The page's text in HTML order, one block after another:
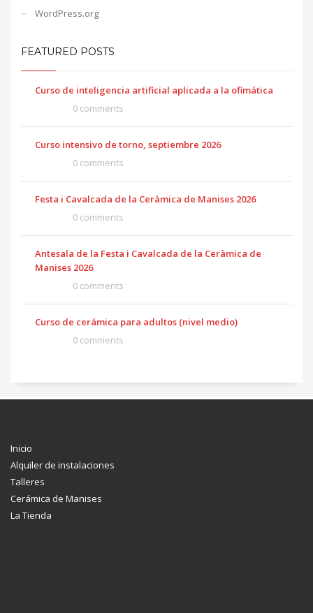
WordPress.org
FEATURED POSTS
Curso de inteligencia artificial aplicada a la ofimática
0 comments
Curso intensivo de torno, septiembre 2026
0 comments
Festa i Cavalcada de la Ceràmica de Manises 2026
0 comments
Antesala de la Festa i Cavalcada de la Ceràmica de
Manises 2026
0 comments
Curso de cerámica para adultos (nivel medio)
0 comments
Inicio
Alquiler de instalaciones
Talleres
Cerámica de Manises
La Tienda